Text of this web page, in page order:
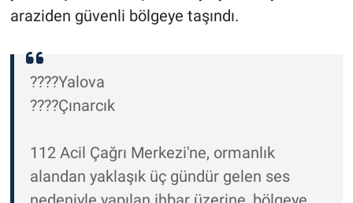
araziden güvenli bölgeye taşındı.
????Yalova
????Çınarcık
112 Acil Çağrı Merkezi'ne, ormanlık
alandan yaklaşık üç gündür gelen ses